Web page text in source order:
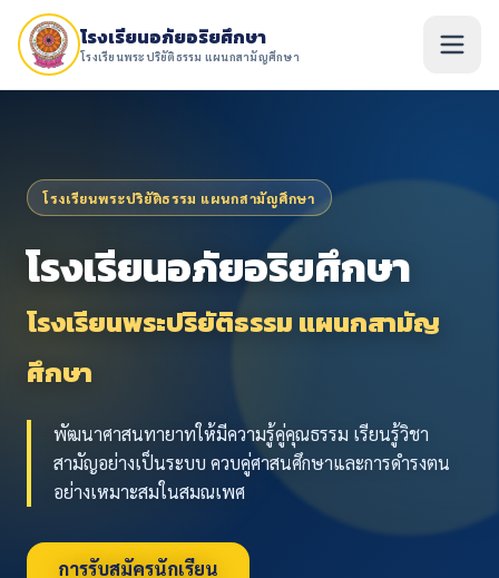
โรงเรียนอภัยอริยศึกษา
โรงเรียนพระปริยัติธรรม แผนกสามัญศึกษา
โรงเรียนพระปริยัติธรรม แผนกสามัญศึกษา
โรงเรียนอภัยอริยศึกษา
โรงเรียนพระปริยัติธรรม แผนกสามัญ
ศึกษา
พัฒนาศาสนทายาทให้มีความรู้คู่คุณธรรม เรียนรู้วิชา
สามัญอย่างเป็นระบบ ควบคู่ศาสนศึกษาและการดำรงตน
อย่างเหมาะสมในสมณเพศ
การรับสมัครนักเรียน